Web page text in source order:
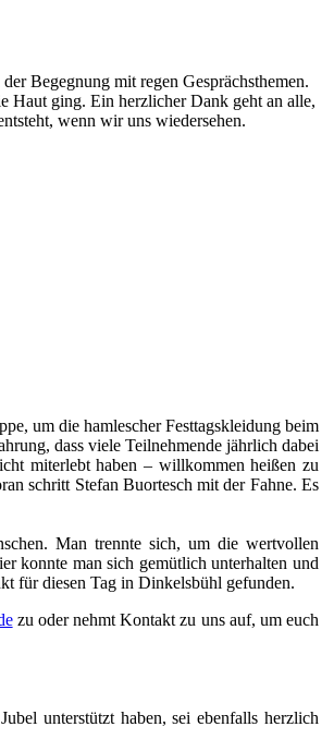
Begegnung mit regen Gesprächsthemen.
Haut ging. Ein herzlicher Dank geht an alle,
wenn wir uns wiedersehen.
um die hamlescher Festtagskleidung beim
dass viele Teilnehmende jährlich dabei
miterlebt haben – willkommen heißen zu
schritt Stefan Buortesch mit der Fahne. Es
Man trennte sich, um die wertvollen
konnte man sich gemütlich unterhalten und
für diesen Tag in Dinkelsbühl gefunden.
zu oder nehmt Kontakt zu uns auf, um euch
unterstützt haben, sei ebenfalls herzlich